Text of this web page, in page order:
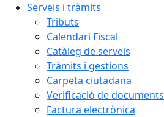
Serveis i tràmits
Tributs
Calendari Fiscal
Catàleg de serveis
Tràmits i gestions
Carpeta ciutadana
Verificació de documents
Factura electrònica